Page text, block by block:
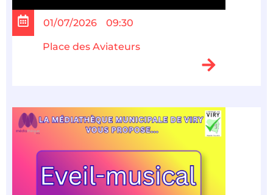
01/07/2026 09:30
Place des Aviateurs